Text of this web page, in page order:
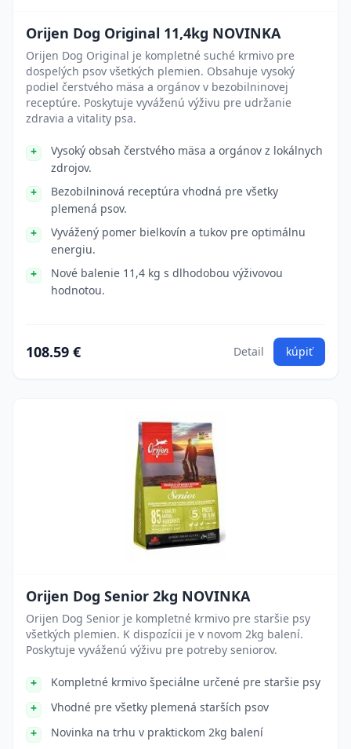
Orijen Dog Original 11,4kg NOVINKA
Orijen Dog Original je kompletné suché krmivo pre
dospelých psov všetkých plemien. Obsahuje vysoký
podiel čerstvého mäsa a orgánov v bezobilninovej
receptúre. Poskytuje vyváženú výživu pre udržanie
zdravia a vitality psa.
Vysoký obsah čerstvého mäsa a orgánov z lokálnych
zdrojov.
Bezobilninová receptúra vhodná pre všetky
plemená psov.
Vyvážený pomer bielkovín a tukov pre optimálnu
energiu.
Nové balenie 11,4 kg s dlhodobou výživovou
hodnotou.
108.59 € Detail kúpiť
Orijen Dog Senior 2kg NOVINKA
Orijen Dog Senior je kompletné krmivo pre staršie psy
všetkých plemien. K dispozícii je v novom 2kg balení.
Poskytuje vyváženú výživu pre potreby seniorov.
Kompletné krmivo špeciálne určené pre staršie psy
Vhodné pre všetky plemená starších psov
Novinka na trhu v praktickom 2kg balení